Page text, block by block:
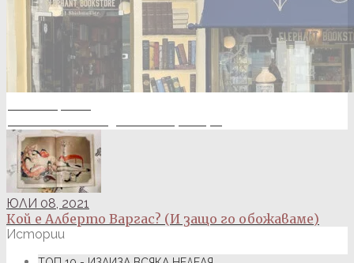
ЮЛИ 08, 2021
Кой е Алберто Варгас? (И защо го обожаваме)
Истории